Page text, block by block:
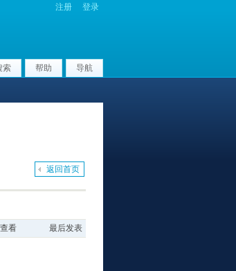
注册 登录
索 帮助 导航
返回首页
看 最后发表